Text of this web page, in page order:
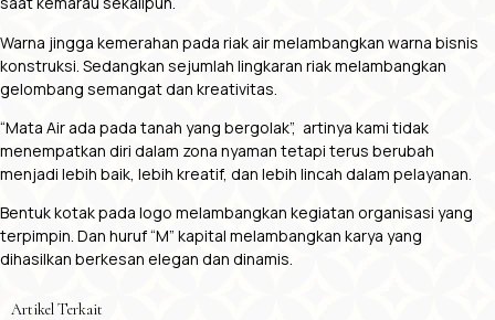
Warna jingga kemerahan pada riak air melambangkan warna bisnis
konstruksi. Sedangkan sejumlah lingkaran riak melambangkan
gelombang semangat dan kreativitas.
“Mata Air ada pada tanah yang bergolak”, artinya kami tidak
menempatkan diri dalam zona nyaman tetapi terus berubah
menjadi lebih baik, lebih kreatif, dan lebih lincah dalam pelayanan.
Bentuk kotak pada logo melambangkan kegiatan organisasi yang
terpimpin. Dan huruf “M” kapital melambangkan karya yang
dihasilkan berkesan elegan dan dinamis.
Artikel Terkait